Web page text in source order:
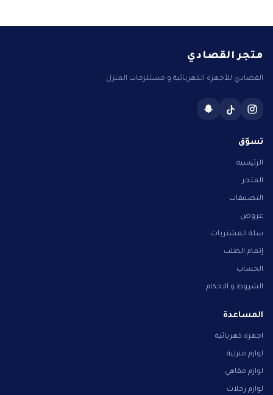
متجر القصادي
القصادي للأجهزة الكهربائية و مستلزمات المنزل
تسوّق
الرئيسية
المتجر
التصنيفات
عروض
سلة المشتريات
إتمام الطلب
الحساب
الشروط و الاحكام
المساعدة
اجهزة كهربائية
لوازم منزلية
لوازم مقاهي
لوازم رحلات